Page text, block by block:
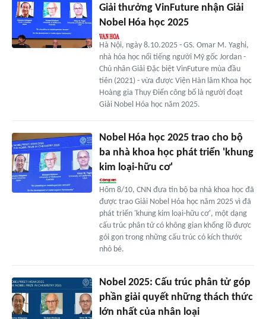
Giải thưởng VinFuture nhận Giải
Nobel Hóa học 2025
Hà Nội, ngày 8.10.2025 - GS. Omar M. Yaghi,
nhà hóa học nổi tiếng người Mỹ gốc Jordan -
Chủ nhân Giải Đặc biệt VinFuture mùa đầu
tiên (2021) - vừa được Viện Hàn lâm Khoa học
Hoàng gia Thụy Điển công bố là người đoạt
Giải Nobel Hóa học năm 2025.
Nobel Hóa học 2025 trao cho bộ
ba nhà khoa học phát triển 'khung
kim loại-hữu cơ'
Hôm 8/10, CNN đưa tin bộ ba nhà khoa học đã
được trao Giải Nobel Hóa học năm 2025 vì đã
phát triển 'khung kim loại-hữu cơ', một dạng
cấu trúc phân tử có không gian khổng lồ được
gói gọn trong những cấu trúc có kích thước
nhỏ bé.
Nobel 2025: Cấu trúc phân tử góp
phần giải quyết những thách thức
lớn nhất của nhân loại